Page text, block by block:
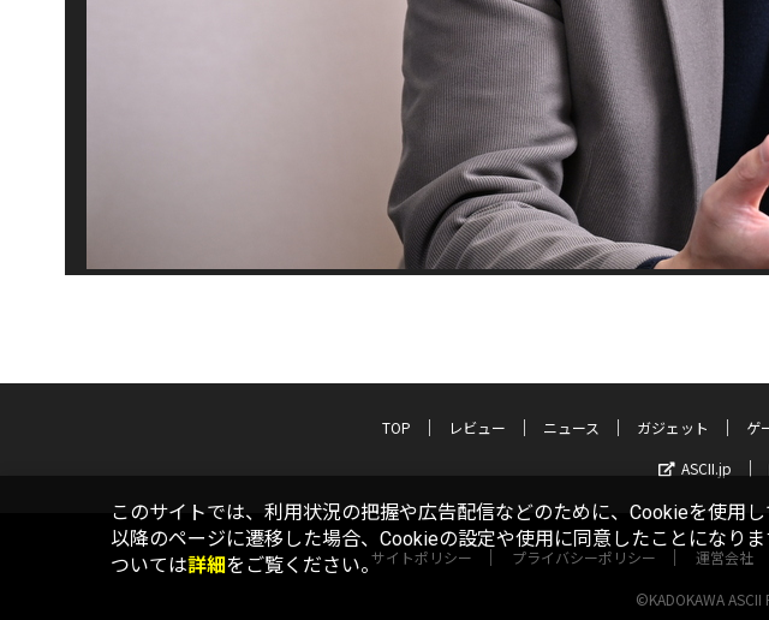
TOP レビュー ニュース ガジェット ゲ
ASCII.jp
サイトポリシー プライバシーポリシー 運営会社
©KADOKAWA
このサイトでは、利用状況の把握や広告配信などのために、Cookieを使用
以降のページに遷移した場合、Cookieの設定や使用に同意したことになり
ついては詳細をご覧ください。